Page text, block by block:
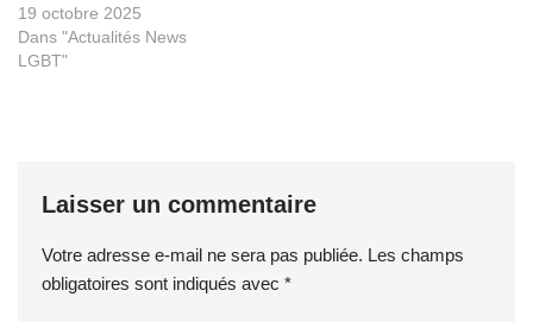
19 octobre 2025
Dans "Actualités News
LGBT"
Laisser un commentaire
Votre adresse e-mail ne sera pas publiée. Les champs
obligatoires sont indiqués avec *